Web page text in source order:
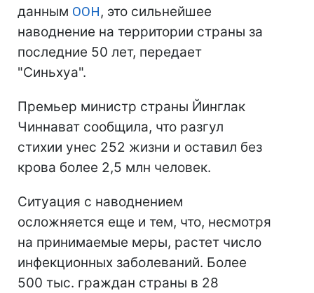
данным ООН, это сильнейшее
наводнение на территории страны за
последние 50 лет, передает
"Синьхуа".
Премьер министр страны Йинглак
Чиннават сообщила, что разгул
стихии унес 252 жизни и оставил без
крова более 2,5 млн человек.
Ситуация с наводнением
осложняется еще и тем, что, несмотря
на принимаемые меры, растет число
инфекционных заболеваний. Более
500 тыс. граждан страны в 28